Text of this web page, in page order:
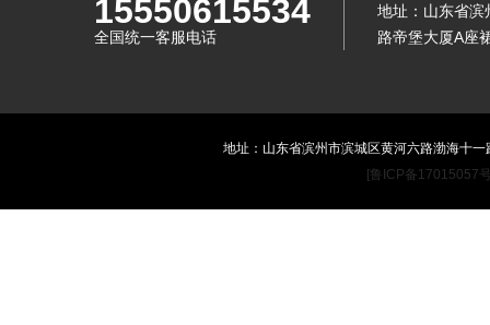
15550615534
全国统一客服电话
地址：山东省滨
路帝堡大厦A座
地址：山东省滨州市滨城区黄河六路渤海十
[鲁ICP备17015057